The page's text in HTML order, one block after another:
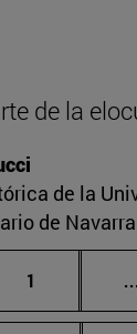
de la
de la
de Navarra
Página
1 ...